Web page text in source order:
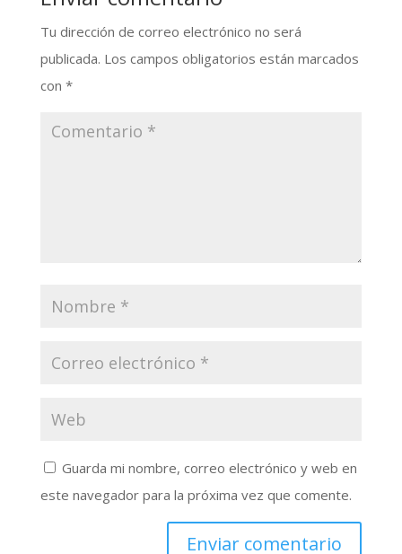
Tu dirección de correo electrónico no será
publicada. Los campos obligatorios están marcados
con *
Guarda mi nombre, correo electrónico y web en
este navegador para la próxima vez que comente.